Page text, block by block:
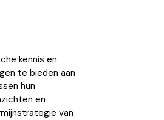
kennis en
te bieden aan
hun
en
van